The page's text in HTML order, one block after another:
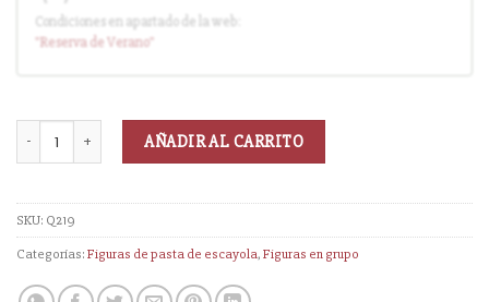
Entrega en cuanto el pedido esté disponible (sin descuento)
Condiciones en apartado de la web:
"Reservade Verano"
AÑADIR AL CARRITO
SKU: Q219
Categorías:Figuras de pasta de escayola,Figuras en grupo